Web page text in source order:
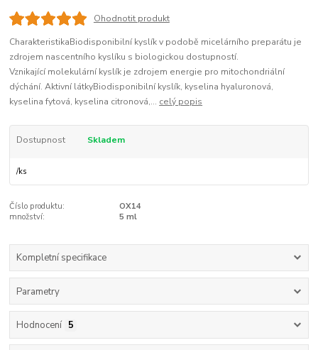
Ohodnotit produkt
CharakteristikaBiodisponibilní kyslík v podobě micelárního preparátu je
zdrojem nascentního kyslíku s biologickou dostupností.
Vznikající molekulární kyslík je zdrojem energie pro mitochondriální
dýchání. Aktivní látkyBiodisponibilní kyslík, kyselina hyaluronová,
kyselina fytová, kyselina citronová,... celý popis
Dostupnost Skladem
/ks
Číslo produktu:
OX14
množství:
5 ml
Kompletní specifikace
Parametry
Hodnocení 5